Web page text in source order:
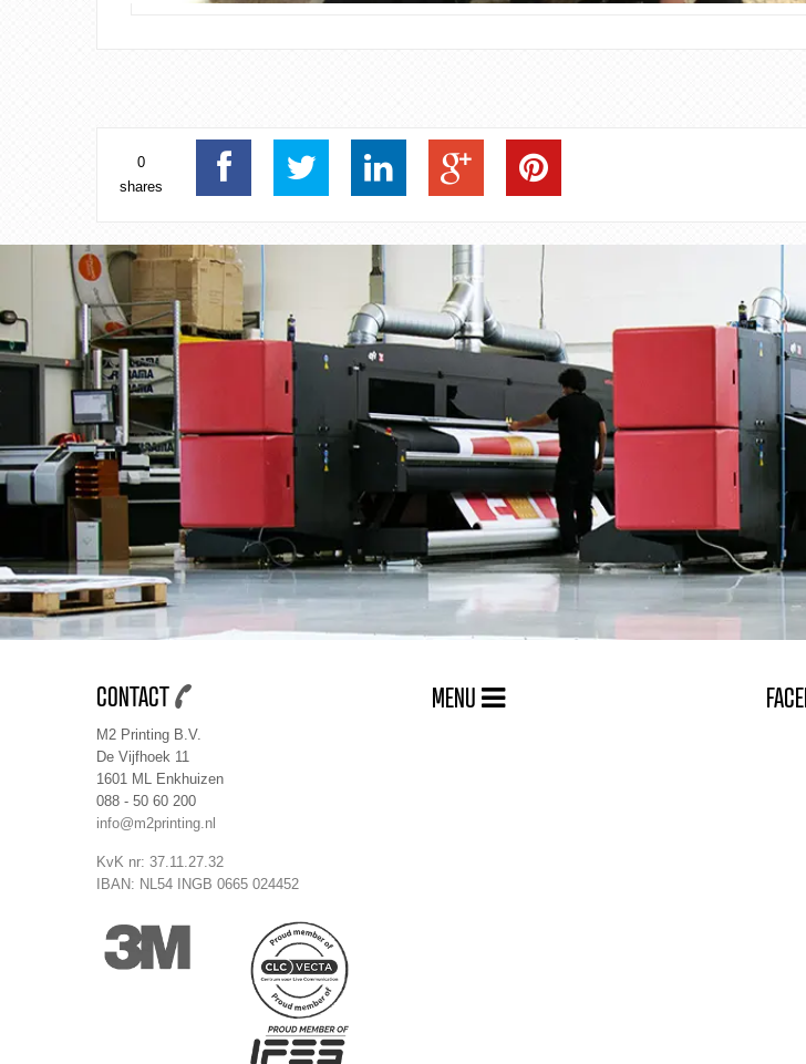
0
shares
CONTACT
M2 Printing B.V.
De Vijfhoek 11
1601 ML Enkhuizen
088 - 50 60 200
info@m2printing.nl
KvK nr: 37.11.27.32
IBAN: NL54 INGB 0665 024452
MENU